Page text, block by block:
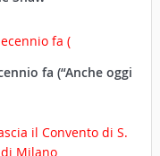
fa (“Anche oggi